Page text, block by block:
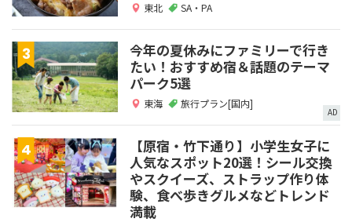
東北 SA・PA
今年の夏休みにファミリーで行き
たい！おすすめ宿＆話題のテーマ
パーク5選
東海 旅行プラン[国内]
AD
【原宿・竹下通り】小学生女子に
人気なスポット20選！シール交換
やスクイーズ、ストラップ作り体
験、食べ歩きグルメなどトレンド
満載